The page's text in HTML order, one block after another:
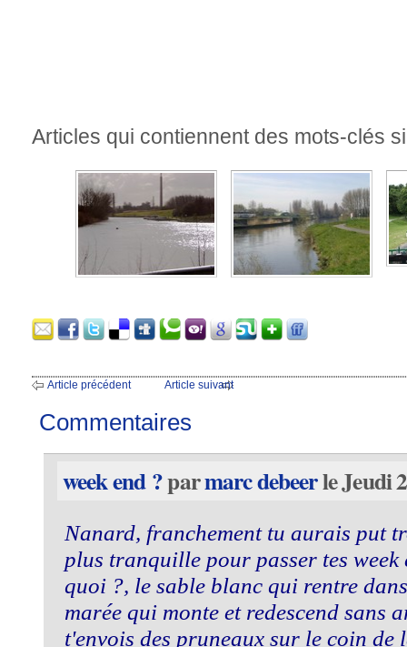
Articles qui contiennent des mots-clés
Article précédent Article suivant
Commentaires
week end ?parmarc debeerle Jeudi
Nanard, franchement tu aurais put
plus tranquille pour passer tes week
quoi ?, le sable blanc qui rentre
marée qui monte et redescend sans
t'envois des pruneaux sur le coin de